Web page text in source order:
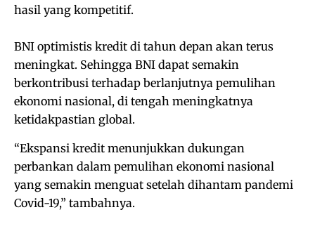
hasil yang kompetitif.
BNI optimistis kredit di tahun depan akan terus
meningkat. Sehingga BNI dapat semakin
berkontribusi terhadap berlanjutnya pemulihan
ekonomi nasional, di tengah meningkatnya
ketidakpastian global.
“Ekspansi kredit menunjukkan dukungan
perbankan dalam pemulihan ekonomi nasional
yang semakin menguat setelah dihantam pandemi
Covid-19,” tambahnya.